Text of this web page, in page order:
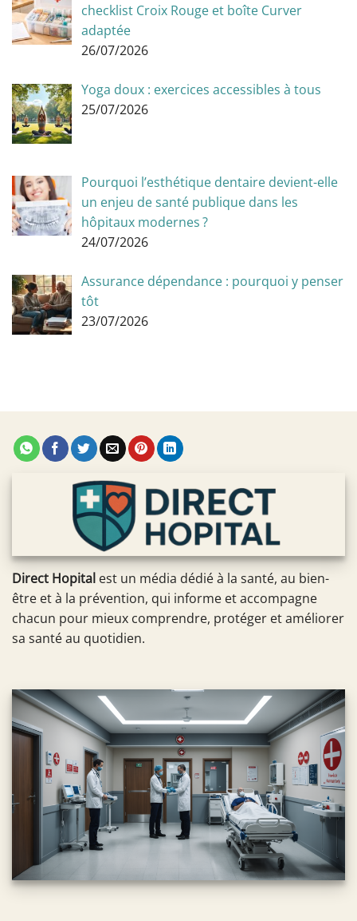
checklist Croix Rouge et boîte Curver
adaptée
26/07/2026
Yoga doux : exercices accessibles à tous
25/07/2026
Pourquoi l’esthétique dentaire devient-elle
un enjeu de santé publique dans les
hôpitaux modernes ?
24/07/2026
Assurance dépendance : pourquoi y penser
tôt
23/07/2026
Direct Hopital est un média dédié à la santé, au bien-
être et à la prévention, qui informe et accompagne
chacun pour mieux comprendre, protéger et améliorer
sa santé au quotidien.